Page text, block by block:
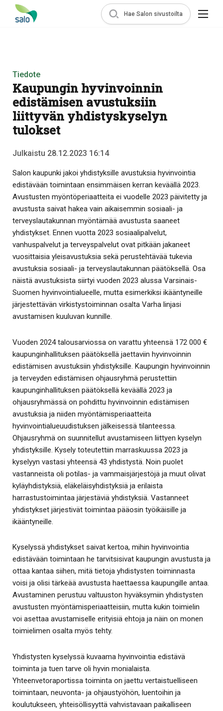
Hae Salon sivustoilta
Tiedote
Kaupungin hyvinvoinnin
edistämisen avustuksiin
liittyvän yhdistyskyselyn
tulokset
Julkaistu 28.12.2023 16:14
Salon kaupunki jakoi yhdistyksille avustuksia hyvinvointia
edistävään toimintaan ensimmäisen kerran keväällä 2023.
Avustusten myöntöperiaatteita ei vuodelle 2023 päivitetty ja
avustusta saivat hakea vain aikaisemmin sosiaali- ja
terveyslautakunnan myöntämää avustusta saaneet
yhdistykset. Ennen vuotta 2023 sosiaalipalvelut,
vanhuspalvelut ja terveyspalvelut ovat pitkään jakaneet
vuosittaisia yleisavustuksia sekä perustehtävää tukevia
avustuksia sosiaali- ja terveyslautakunnan päätöksellä. Osa
näistä avustuksista siirtyi vuoden 2023 alussa Varsinais-
Suomen hyvinvointialueelle, mutta esimerkiksi ikääntyneille
järjestettävän virkistystoiminnan osalta Varha linjasi
avustamisen kuuluvan kunnille.
Vuoden 2024 talousarviossa on varattu yhteensä 172 000 €
kaupunginhallituksen päätöksellä jaettaviin hyvinvoinnin
edistämisen avustuksiin yhdistyksille. Kaupungin hyvinvoinnin
ja terveyden edistämisen ohjausryhmä perustettiin
kaupunginhallituksen päätöksellä keväällä 2023 ja
ohjausryhmässä on pohdittu hyvinvoinnin edistämisen
avustuksia ja niiden myöntämisperiaatteita
hyvinvointialueuudistuksen jälkeisessä tilanteessa.
Ohjausryhmä on suunnitellut avustamiseen liittyen kyselyn
yhdistyksille. Kysely toteutettiin marraskuussa 2023 ja
kyselyyn vastasi yhteensä 43 yhdistystä. Noin puolet
vastanneista oli potilas- ja vammaisjärjestöjä ja muut olivat
kyläyhdistyksiä, eläkeläisyhdistyksiä ja erilaista
harrastustoimintaa järjestäviä yhdistyksiä. Vastanneet
yhdistykset järjestivät toimintaa pääosin työikäisille ja
ikääntyneille.
Kyselyssä yhdistykset saivat kertoa, mihin hyvinvointia
edistävään toimintaan he tarvitsisivat kaupungin avustusta ja
ottaa kantaa siihen, mitä tietoja yhdistysten toiminnasta
voisi ja olisi tärkeää avustusta haettaessa kaupungille antaa.
Avustaminen perustuu valtuuston hyväksymiin yhdistysten
avustusten myöntämisperiaatteisiin, mutta kukin toimielin
voi asettaa avustamiselle erityisiä ehtoja ja näin on monen
toimielimen osalta myös tehty.
Yhdistysten kyselyssä kuvaama hyvinvointia edistävä
toiminta ja tuen tarve oli hyvin monialaista.
Yhteenvetoraportissa toiminta on jaettu vertaistuelliseen
toimintaan, neuvonta- ja ohjaustyöhön, luentoihin ja
koulutukseen, yhteisöllisyyttä vahvistavaan paikalliseen